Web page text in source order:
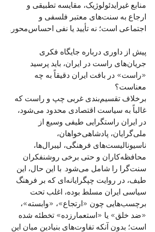
منابع غیرایدئولوژیک، مقایسه تطبیقی و
ارجاع به سنت‌های معتبر فلسفی و
اجتماعی است؛ نه تأیید یا نفی احساس‌محور.
پیش از داوری درباره جایگاه فکری
جریان‌های راست در ایران، باید پرسید
«راست» در بافت ایران دقیقاً به چه
معناست؟
برخلاف تقسیم‌بندی غربی چپ و راست که
غالباً به سیاست اقتصادی محدود می‌شود،
در ایران راستگرایی طیفی وسیع از
ملی‌گرایان، پادشاهی‌خواهان،
ناسیونالیست‌های فرهنگی، لیبرال‌ها،
محافظه‌کاران و حتی برخی روشنفکران
سنت‌گرا را شامل می‌شود. با این حال، این
طیف، در روایت چپگرایانه‌ای که بر فرهنگ
سیاسی ایران مسلط بوده، اغلب تحت
برچسب‌هایی چون «ارتجاع»، «وابسته»،
است؛ بدون آنکه تفاوت‌های بنیادین میان این